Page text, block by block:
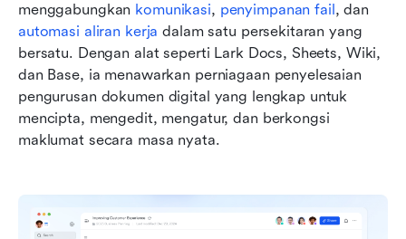
menggabungkan komunikasi, penyimpanan fail
automasi aliran kerja dalam satu persekitaran yang
bersatu. Dengan alat seperti Lark Docs, Sheets, Wiki,
dan Base, ia menawarkan perniagaan penyelesaian
pengurusan dokumen digital yang lengkap untuk
mencipta, mengedit, mengatur, dan berkongsi
maklumat secara masa nyata.